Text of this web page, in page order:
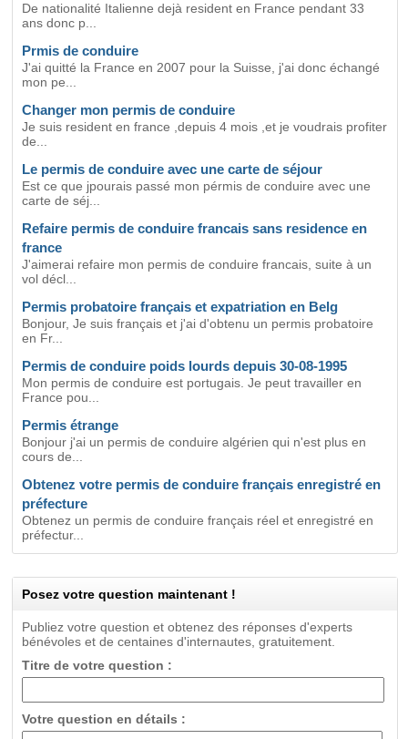
De nationalité Italienne dejà resident en France pendant 33
ans donc p...
Prmis de conduire
J'ai quitté la France en 2007 pour la Suisse, j'ai donc échangé
mon pe...
Changer mon permis de conduire
Je suis resident en france ,depuis 4 mois ,et je voudrais profiter
de...
Le permis de conduire avec une carte de séjour
Est ce que jpourais passé mon pérmis de conduire avec une
carte de séj...
Refaire permis de conduire francais sans residence en
france
J'aimerai refaire mon permis de conduire francais, suite à un
vol décl...
Permis probatoire français et expatriation en Belg
Bonjour, Je suis français et j'ai d'obtenu un permis probatoire
en Fr...
Permis de conduire poids lourds depuis 30-08-1995
Mon permis de conduire est portugais. Je peut travailler en
France pou...
Permis étrange
Bonjour j'ai un permis de conduire algérien qui n'est plus en
cours de...
Obtenez votre permis de conduire français enregistré en
préfecture
Obtenez un permis de conduire français réel et enregistré en
préfectur...
Posez votre question maintenant !
Publiez votre question et obtenez des réponses d'experts
bénévoles et de centaines d'internautes, gratuitement.
Titre de votre question :
Votre question en détails :